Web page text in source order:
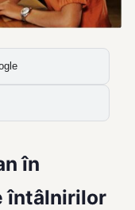
în
întâlnirilor